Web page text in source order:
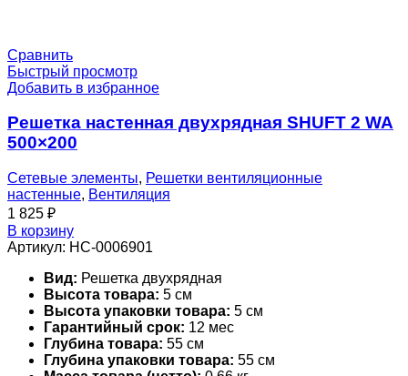
Сравнить
Быстрый просмотр
Добавить в избранное
Решетка настенная двухрядная SHUFT 2 WA
500×200
Сетевые элементы, Решетки вентиляционные
настенные, Вентиляция
1 825 ₽
В корзину
Артикул: НС-0006901
Вид: Решетка двухрядная
Высота товара: 5 см
Высота упаковки товара: 5 см
Гарантийный срок: 12 мес
Глубина товара: 55 см
Глубина упаковки товара: 55 см